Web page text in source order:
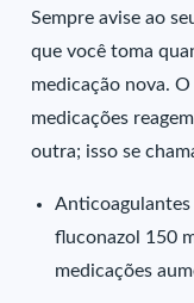
Sempre avise ao
que você toma
medicação nova.
medicações
outra; isso se
Anticoagulantes
fluconazol 150
medicações